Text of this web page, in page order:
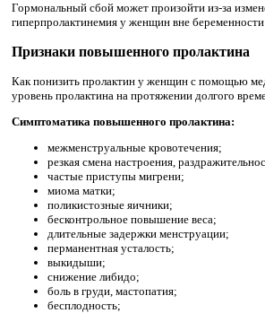
Гормональный сбой может произойти из-за
гиперпролактинемия у женщин вне
Признаки повышенного пролактина
Как понизить пролактин у женщин с помощью
уровень пролактина на протяжении долгого
Симптоматика повышенного пролактина:
межменструальные кровотечения;
резкая смена настроения,
частые приступы мигрени;
миома матки;
поликистозные яичники;
бесконтрольное повышение веса;
длительные задержки менструации;
перманентная усталость;
выкидыши;
снижение либидо;
боль в груди, мастопатия;
бесплодность;